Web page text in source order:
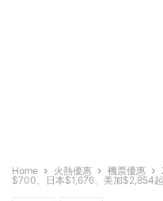
Home 火熱優惠 機票優惠
$700、日本$1,676、美加$2,854起